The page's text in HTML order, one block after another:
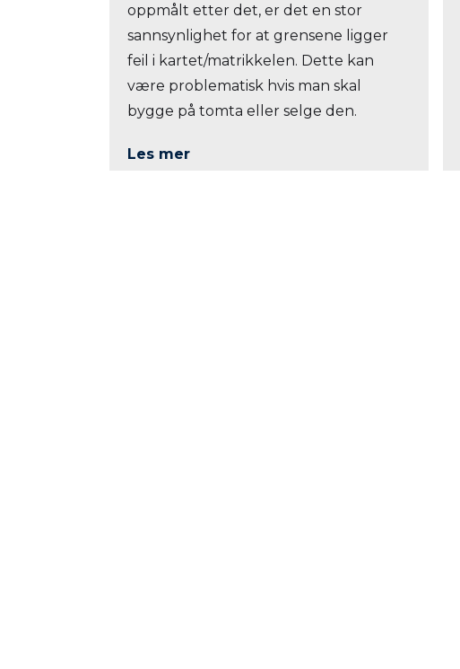
oppmålt etter det, er det en stor
sannsynlighet for at grensene ligger
feil i kartet/matrikkelen. Dette kan
være problematisk hvis man skal
bygge på tomta eller selge den.
Les mer